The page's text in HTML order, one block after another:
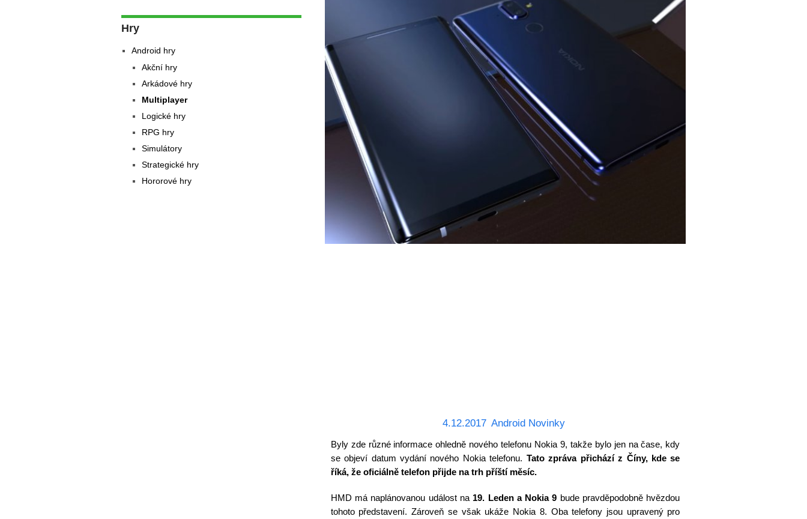
4.12.2017 Android Novinky
Byly zde různé informace ohledně nového telefonu Nokia 9, takže bylo jen na čase, kdy
se objeví datum vydání nového Nokia telefonu. Tato zpráva přichází z Číny, kde se
říká, že oficiálně telefon přijde na trh příští měsíc.
HMD má naplánovanou událost na 19. Leden a Nokia 9 bude pravděpodobně hvězdou
tohoto představení. Zároveň se však ukáže Nokia 8. Oba telefony jsou upravený pro
Hry
Android hry
Akční hry
Arkádové hry
Multiplayer
Logické hry
RPG hry
Simulátory
Strategické hry
Hororové hry